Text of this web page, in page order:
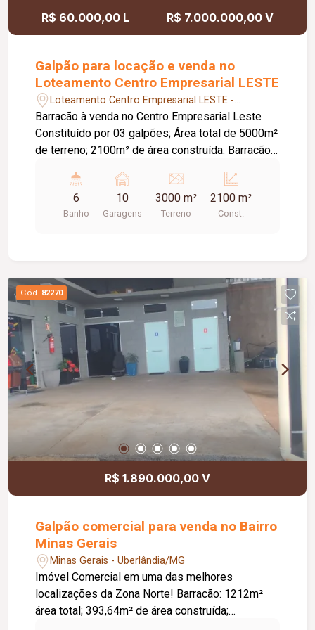
R$ 60.000,00 L R$ 7.000.000,00 V
Galpão para locação e venda no
Loteamento Centro Empresarial LESTE
Loteamento Centro Empresarial LESTE -
Uberlândia/MG
Barracão à venda no Centro Empresarial Leste
Constituído por 03 galpões; Área total de 5000m²
de terreno; 2100m² de área construída. Barracão
operações de última milha, depósito e
armazenamento em geral, processo fabril de
médio porte, localizado no entreposto da ZFM,
ampla. São 03 galpões similares com
possibilidade de unificar para rodar operações
conjuntas ou separadas. Conta também com uma
área verde aos fundos de aproximadamente
1200m² Entre em contato e agende já o seu
atendimento!
6
Banho
10
Garagens
3000 m²
Terreno
2100 m²
Const.
Cód. 82270
R$ 1.890.000,00 V
Galpão comercial para venda no Bairro
Minas Gerais
Minas Gerais - Uberlândia/MG
Imóvel Comercial em uma das melhores
localizações da Zona Norte! Barracão: 1212m²
área total; 393,64m² de área construída;